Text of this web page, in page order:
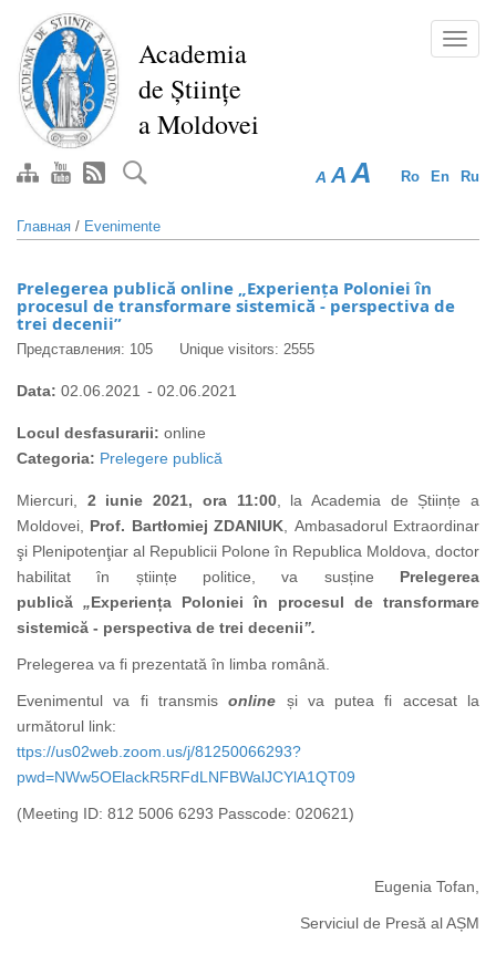
Перейти
основному
содержанию
Academia
de Științe
a Moldovei
Ro En Ru
A A A
Главная / Evenimente
Prelegerea publică online „Experiența Poloniei în
procesul de transformare sistemică - perspectiva de
trei decenii”
Представления: 105 Unique visitors: 2555
Data: 02.06.2021 - 02.06.2021
Locul desfasurarii: online
Categoria: Prelegere publică
Miercuri, 2 iunie 2021, ora 11:00, la Academia de Științe a
Moldovei, Prof. Bartłomiej ZDANIUK , Ambasadorul Extraordinar
şi Plenipotenţiar al Republicii Polone în Republica Moldova, doctor
habilitat în științe politice, va susține Prelegerea
publică „Experiența Poloniei în procesul de transformare
sistemică - perspectiva de trei decenii”.
Prelegerea va fi prezentată în limba română.
Evenimentul va fi transmisonline și va putea fi accesat la
următorul link:
ttps://us02web.zoom.us/j/81250066293?
pwd=NWw5OElackR5RFdLNFBWalJCYlA1QT09
(Meeting ID: 812 5006 6293 Passcode: 020621)
Eugenia Tofan,
Serviciul de Presă al AȘM